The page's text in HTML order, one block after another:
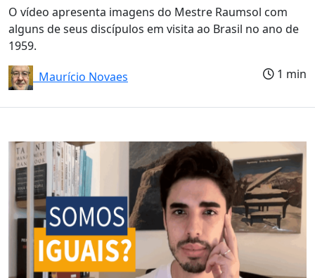
O vídeo apresenta imagens do Mestre Raumsol com
alguns de seus discípulos em visita ao Brasil no ano de
1959.
Maurício Novaes
1 min